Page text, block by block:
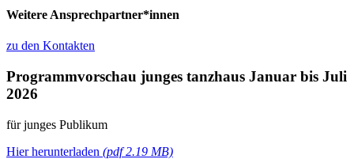
Weitere Ansprechpartner*innen
zu den Kontakten
Programmvorschau junges tanzhaus Januar bis Juli
2026
für junges Publikum
Hier herunterladen (pdf 2.19 MB)